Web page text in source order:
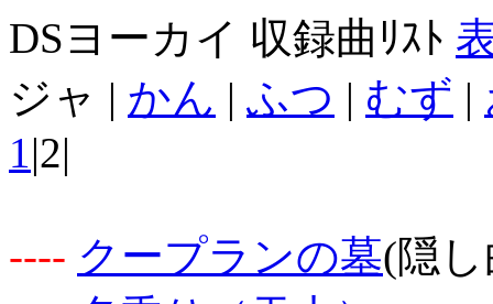
DSヨーカイ 収録曲ﾘｽﾄ
ジャ | かん | ふつ | むず |
1|2|
---- クープランの墓(隠